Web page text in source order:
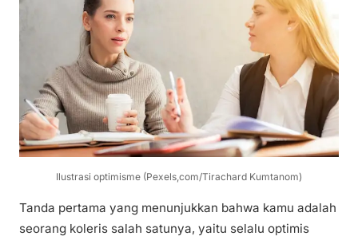
Ilustrasi optimisme (Pexels,com/Tirachard Kumtanom)
Tanda pertama yang menunjukkan bahwa kamu adalah
seorang koleris salah satunya, yaitu selalu optimis